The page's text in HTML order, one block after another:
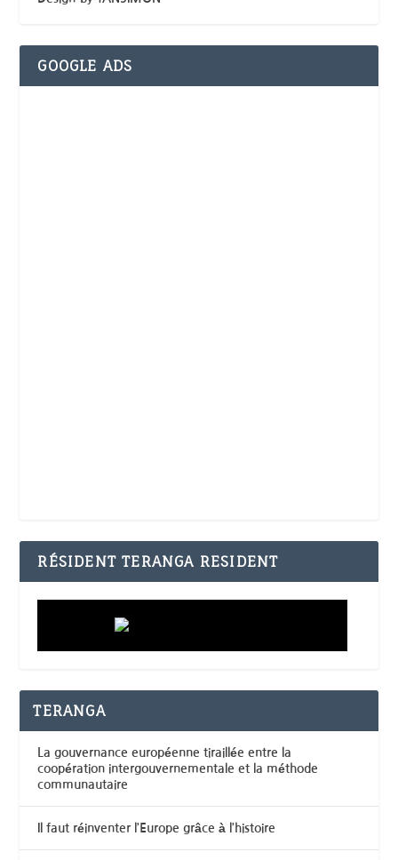
GOOGLE ADS
RÉSIDENT TERANGA RESIDENT
TERANGA
La gouvernance européenne tiraillée entre la
coopération intergouvernementale et la méthode
communautaire
Il faut réinventer l’Europe grâce à l’histoire